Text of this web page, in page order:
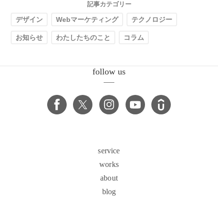
記事カテゴリー
デザイン Webマーケティング テクノロジー
お知らせ わたしたちのこと コラム
follow us
service
works
about
blog